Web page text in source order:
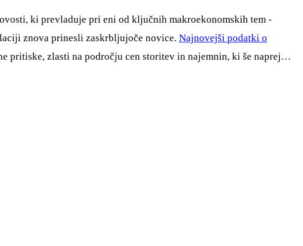
ki prevladuje pri eni od ključnih makroekonomskih tem -
znova prinesli zaskrbljujoče novice. Najnovejši podatki o
pritiske, zlasti na področju cen storitev in najemnin, ki še naprej…